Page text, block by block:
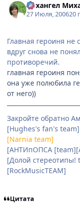
Архангел
27 Июля, 200620 г
Главная героиня не
вдруг снова не
противоречий.
главная героиня
она уже полюбила
от него))
Закройте обратно
[Hughes's fan's team]
[Narnia team]
[АНТИпОПСА
[Долой стереотипы!
[RockMusicTEAM]
Цитата